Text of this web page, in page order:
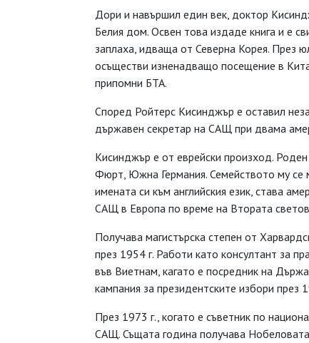
Дори и навършил един век, доктор
Белия дом. Освен това издаде книга и е
заплаха, идваща от Северна Корея. През
осъществи изненадващо посещение в
припомни БТА.
Според Ройтерс Кисинджър е оставил
държавен секретар на САЩ при двама
Кисинджър е от еврейски произход.
Фюрт, Южна Германия. Семейството му се
имената си към английския език, става
САЩ в Европа по време на Втората
Получава магистърска степен от
през 1954 г. Работи като консултант за
във Виетнам, кагато е посредник на
кампания за президентските избори през
През 1973 г., когато е съветник по
САЩ. Същата година получава